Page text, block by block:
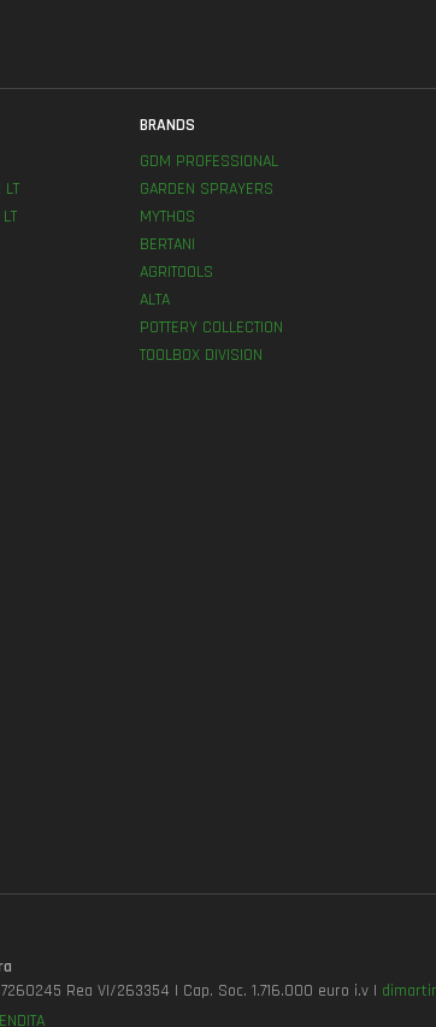
BRANDS
GDM PROFESSIONAL
GARDEN SPRAYERS
MYTHOS
BERTANI
AGRITOOLS
ALTA
POTTERY COLLECTION
TOOLBOX DIVISION
Rea VI/263354 | Cap. Soc. 1.716.000 euro i.v |